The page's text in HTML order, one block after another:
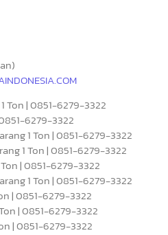
Ton | 0851-6279-3322
6279-3322
1 Ton | 0851-6279-3322
1 Ton | 0851-6279-3322
| 0851-6279-3322
1 Ton | 0851-6279-3322
| 0851-6279-3322
| 0851-6279-3322
| 0851-6279-3322